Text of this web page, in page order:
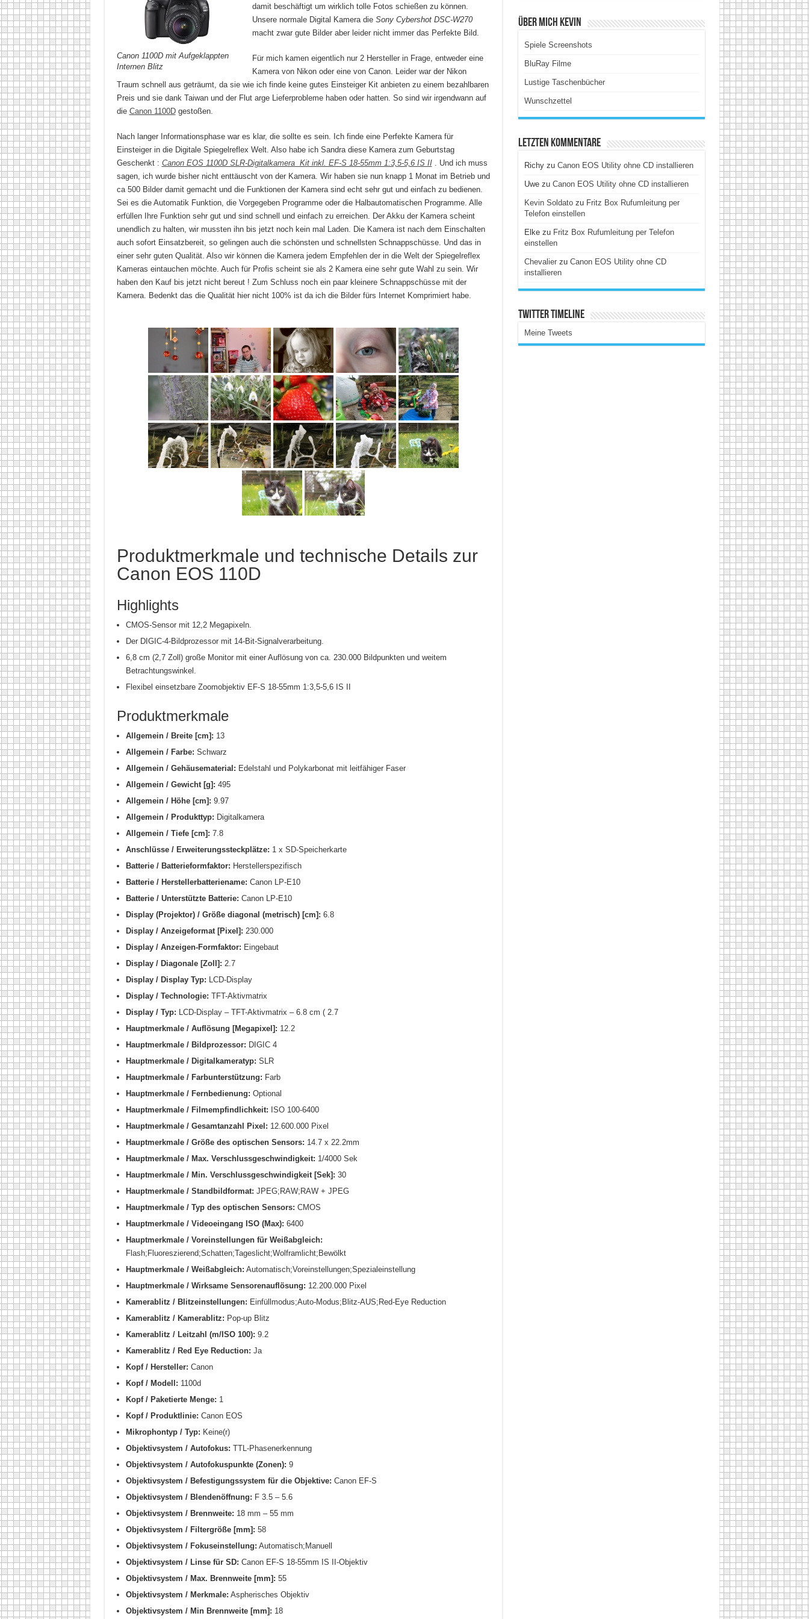
Canon 1100D mit Aufgeklappten
Internen Blitz
damit beschäftigt um wirklich tolle Fotos schießen zu können.
Unsere normale Digital Kamera die Sony Cybershot DSC-W270
macht zwar gute Bilder aber leider nicht immer das Perfekte Bild.
Für mich kamen eigentlich nur 2 Hersteller in Frage, entweder eine
Kamera von Nikon oder eine von Canon. Leider war der Nikon
Traum schnell aus geträumt, da sie wie ich finde keine gutes Einsteiger Kit anbieten zu einem bezahlbaren
Preis und sie dank Taiwan und der Flut arge Lieferprobleme haben oder hatten. So sind wir irgendwann auf
die Canon 1100Dgestoßen.
Nach langer Informationsphase war es klar, die sollte es sein. Ich finde eine Perfekte Kamera für
Einsteiger in die Digitale Spiegelreflex Welt. Also habe ich Sandra diese Kamera zum Geburtstag
Geschenkt : Canon EOS 1100D SLR-Digitalkamera Kit inkl. EF-S 18-55mm 1:3,5-5,6 IS II. Und ich muss
sagen, ich wurde bisher nicht enttäuscht von der Kamera. Wir haben sie nun knapp 1 Monat im Betrieb und
ca 500 Bilder damit gemacht und die Funktionen der Kamera sind echt sehr gut und einfach zu bedienen.
Sei es die Automatik Funktion, die Vorgegeben Programme oder die Halbautomatischen Programme. Alle
erfüllen Ihre Funktion sehr gut und sind schnell und einfach zu erreichen. Der Akku der Kamera scheint
unendlich zu halten, wir mussten ihn bis jetzt noch kein mal Laden. Die Kamera ist nach dem Einschalten
auch sofort Einsatzbereit, so gelingen auch die schönsten und schnellsten Schnappschüsse. Und das in
einer sehr guten Qualität. Also wir können die Kamera jedem Empfehlen der in die Welt der Spiegelreflex
Kameras eintauchen möchte. Auch für Profis scheint sie als 2 Kamera eine sehr gute Wahl zu sein. Wir
haben den Kauf bis jetzt nicht bereut ! Zum Schluss noch ein paar kleinere Schnappschüsse mit der
Kamera. Bedenkt das die Qualität hier nicht 100% ist da ich die Bilder fürs Internet Komprimiert habe.
Produktmerkmale und technische Details zur
Canon EOS 110D
Highlights
CMOS-Sensor mit 12,2 Megapixeln.
Der DIGIC-4-Bildprozessor mit 14-Bit-Signalverarbeitung.
6,8 cm (2,7 Zoll) große Monitor mit einer Auflösung von ca. 230.000 Bildpunkten und weitem
Betrachtungswinkel.
Flexibel einsetzbare Zoomobjektiv EF-S 18-55mm 1:3,5-5,6 IS II
Produktmerkmale
Allgemein / Breite [cm]: 13
Allgemein / Farbe: Schwarz
Allgemein / Gehäusematerial: Edelstahl und Polykarbonat mit leitfähiger Faser
Allgemein / Gewicht [g]: 495
Allgemein / Höhe [cm]: 9.97
Allgemein / Produkttyp: Digitalkamera
Allgemein / Tiefe [cm]: 7.8
Anschlüsse / Erweiterungssteckplätze: 1 x SD-Speicherkarte
Batterie / Batterieformfaktor: Herstellerspezifisch
Batterie / Herstellerbatteriename: Canon LP-E10
Batterie / Unterstützte Batterie: Canon LP-E10
Display (Projektor) / Größe diagonal (metrisch) [cm]: 6.8
Display / Anzeigeformat [Pixel]: 230.000
Display / Anzeigen-Formfaktor: Eingebaut
Display / Diagonale [Zoll]: 2.7
Display / Display Typ: LCD-Display
Display / Technologie: TFT-Aktivmatrix
Display / Typ: LCD-Display – TFT-Aktivmatrix – 6.8 cm ( 2.7
Hauptmerkmale / Auflösung [Megapixel]: 12.2
Hauptmerkmale / Bildprozessor: DIGIC 4
Hauptmerkmale / Digitalkameratyp: SLR
Hauptmerkmale / Farbunterstützung: Farb
Hauptmerkmale / Fernbedienung: Optional
Hauptmerkmale / Filmempfindlichkeit: ISO 100-6400
Hauptmerkmale / Gesamtanzahl Pixel: 12.600.000 Pixel
Hauptmerkmale / Größe des optischen Sensors: 14.7 x 22.2mm
Hauptmerkmale / Max. Verschlussgeschwindigkeit: 1/4000 Sek
Hauptmerkmale / Min. Verschlussgeschwindigkeit [Sek]: 30
Hauptmerkmale / Standbildformat: JPEG;RAW;RAW + JPEG
Hauptmerkmale / Typ des optischen Sensors: CMOS
Hauptmerkmale / Videoeingang ISO (Max): 6400
Hauptmerkmale / Voreinstellungen für Weißabgleich:
Flash;Fluoreszierend;Schatten;Tageslicht;Wolframlicht;Bewölkt
Hauptmerkmale / Weißabgleich: Automatisch;Voreinstellungen;Spezialeinstellung
Hauptmerkmale / Wirksame Sensorenauflösung: 12.200.000 Pixel
Kamerablitz / Blitzeinstellungen: Einfüllmodus;Auto-Modus;Blitz-AUS;Red-Eye Reduction
Kamerablitz / Kamerablitz: Pop-up Blitz
Kamerablitz / Leitzahl (m/ISO 100): 9.2
Kamerablitz / Red Eye Reduction: Ja
Kopf / Hersteller: Canon
Kopf / Modell: 1100d
Kopf / Paketierte Menge: 1
Kopf / Produktlinie: Canon EOS
Mikrophontyp / Typ: Keine(r)
Objektivsystem / Autofokus: TTL-Phasenerkennung
Objektivsystem / Autofokuspunkte (Zonen): 9
Objektivsystem / Befestigungssystem für die Objektive: Canon EF-S
Objektivsystem / Blendenöffnung: F 3.5 – 5.6
Objektivsystem / Brennweite: 18 mm – 55 mm
Objektivsystem / Filtergröße [mm]: 58
Objektivsystem / Fokuseinstellung: Automatisch;Manuell
Objektivsystem / Linse für SD: Canon EF-S 18-55mm IS II-Objektiv
Objektivsystem / Max. Brennweite [mm]: 55
Objektivsystem / Merkmale: Aspherisches Objektiv
Objektivsystem / Min Brennweite [mm]: 18
Über Mich Kevin
Spiele Screenshots
BluRay Filme
Lustige Taschenbücher
Wunschzettel
Letzten Kommentare
Richyzu Canon EOS Utility ohne CD installieren
Uwezu Canon EOS Utility ohne CD installieren
Kevin Soldatozu Fritz Box Rufumleitung per
Telefon einstellen
Elkezu Fritz Box Rufumleitung per Telefon
einstellen
Chevalierzu Canon EOS Utility ohne CD
installieren
Twitter Timeline
Meine Tweets